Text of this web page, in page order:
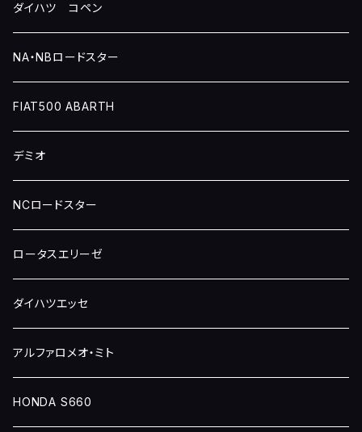
ダイハツ コペン
NA・NBロードスター
FIAT500 ABARTH
デミオ
NCロードスター
ロータスエリーゼ
ダイハツエッセ
アルファロメオ・ミト
HONDA S660